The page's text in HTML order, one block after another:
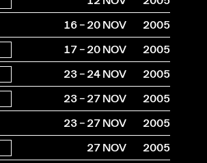
16 – 20 NOV
2005
17 – 20 NOV
2005
23 – 24 NOV
2005
23 – 27 NOV
2005
23 – 27 NOV
2005
27 NOV
2005